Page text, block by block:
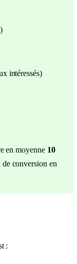
intéressés)
en moyenne 10
de conversion en
: